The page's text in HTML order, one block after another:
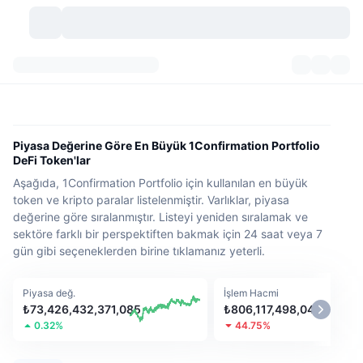
Geçmiş Anlık Görüntüler
Token Kilit Açılımları
Yield
Gerçek Dünya Varlıkları
Piyasaya Bakış
Spot Piyasa
Kripto para sayısı
Bitcoin Hazineleri
BNB Hazineleri
Popüler
Yeni
Yükselenler
Meme Coin Kaşifi
Merkezi Borsalar
Spot
Türevler
Topluluk
Akış
Başlıklar
Canlı Yayınlar
API
API
Kripto API
Ürünler
Ürünler
Piyasa Değerine Göre En Büyük 1Confirmation Portfolio
DeFi Token'lar
Aşağıda, 1Confirmation Portfolio için kullanılan en büyük
token ve kripto paralar listelenmiştir. Varlıklar, piyasa
değerine göre sıralanmıştır. Listeyi yeniden sıralamak ve
sektöre farklı bir perspektiften bakmak için 24 saat veya 7
gün gibi seçeneklerden birine tıklamanız yeterli.
Piyasa değ.
₺73,426,432,371,085
0.32%
İşlem Hacmi
₺806,117,498,043
44.75%